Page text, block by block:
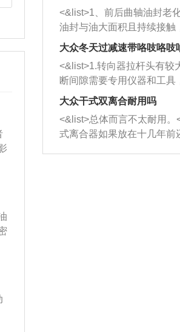
西取出来。但如果是因为积
的堵塞，就需要将三元催化
洗剂对堵塞的情况得到解决
放在燃油箱中，与燃油混合
动时，就可以和汽油一起进
室，最后形成废气排出，就
催化器得到清洗，排气管堵
能够得到解决。
一圈半的练习，往右同样也
圈数。 <&list>3、最后强调
习，这样就可以形成肌肉记
驾驶车辆时，不需要记忆也
向。
<&list>1、前后曲轴油封老
油封与油大面积且持续接触
和发动机内持续温度变化使
逐渐减弱，导致渗油或漏油
活塞间隙过大：积碳会使活
的间隙扩大，导致机油流入
造成烧机油。<&list>3、机
机油粘度过小的话，同样会
象，机油粘度过小具有很好
大众冬天过减速带咯吱咯吱
<&list>1.转向器拉杆头有较
断间隙需要专用仪器和工具
无法制作，需要将车辆送到
店；<&list>2.车辆半轴套管
裂，破裂后会出现漏油现象
损严重，磨损的半轴容易损
响；<&list>3.稳定器的转向
大众干式双离合耐用吗
<&list>总体而言不太耐用。
式离合器如果放在十几年前